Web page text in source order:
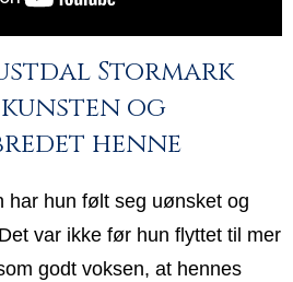
Stormark
og
henne
har hun følt seg uønsket og
var ikke før hun flyttet til mer
godt voksen, at hennes